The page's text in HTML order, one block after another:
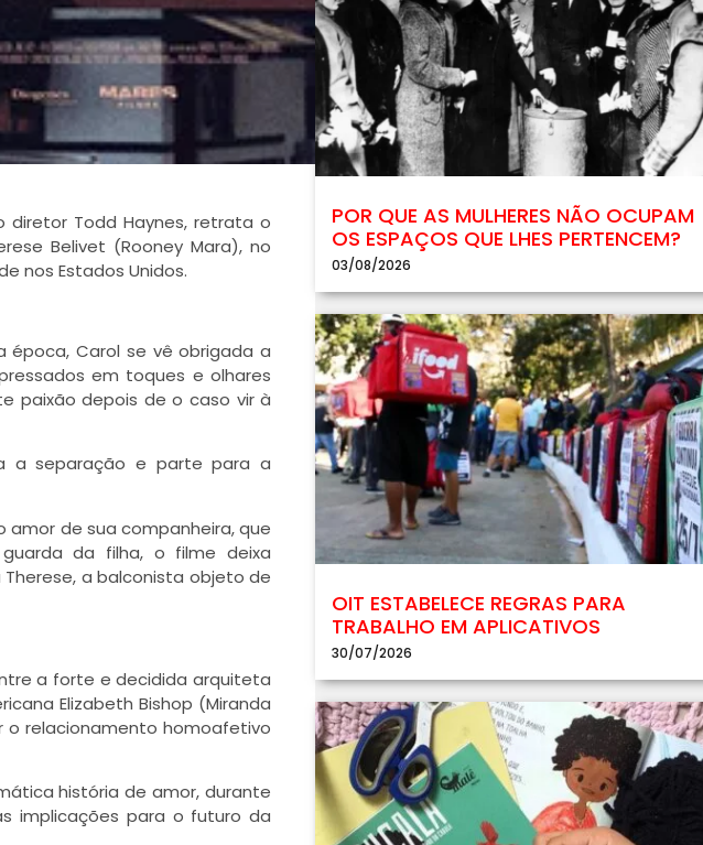
diretor Todd Haynes, retrata o
Belivet (Rooney Mara), no
nos Estados Unidos.
Carol se vê obrigada a
em toques e olhares
paixão depois de o caso vir à
a separação e parte para a
amor de sua companheira, que
da filha, o filme deixa
a balconista objeto de
a forte e decidida arquiteta
Elizabeth Bishop (Miranda
o relacionamento homoafetivo
história de amor, durante
implicações para o futuro da
POR QUE AS MULHERES NÃO OCUPAM
OS ESPAÇOS QUE LHES PERTENCEM?
03/08/2026
OIT ESTABELECE REGRAS PARA
TRABALHO EM APLICATIVOS
30/07/2026